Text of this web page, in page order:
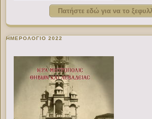
Πατήστε εδώ για να το
ΗΜΕΡΟΛΟΓΙΟ 2022